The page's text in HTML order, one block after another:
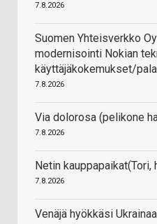
7.8.2026
Suomen Yhteisverkko
modernisointi Nokian
käyttäjäkokemukset/
7.8.2026
Via dolorosa (pelikone
7.8.2026
Netin kauppapaikat(Tori,
7.8.2026
Venäjä hyökkäsi